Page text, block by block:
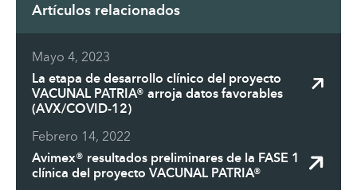
Artículos relacionados
Mayo 4, 2023
La etapa de desarrollo clínico del proyecto
VACUNAL PATRIA® arroja datos favorables
(AVX/COVID-12)
Febrero 14, 2022
Avimex® resultados preliminares de la FASE 1
clínica del proyecto VACUNAL PATRIA®